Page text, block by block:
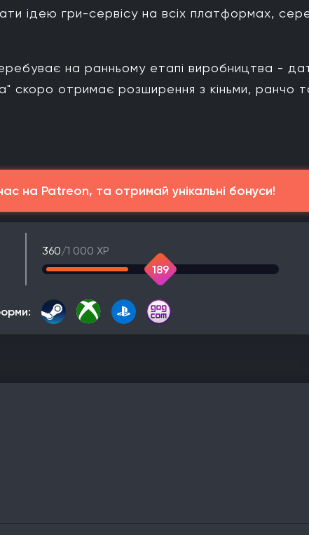
ідею гри-сервісу на всіх платформах,
на ранньому етапі виробництва -
скоро отримає розширення з кіньми, ранчо
на Patreon, та отримай унікальні бонуси!
360/1 000 XP
189